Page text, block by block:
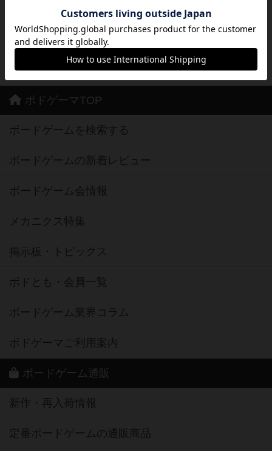
※Apple、Apple のロゴ は、米国および他の国々で登録されたApple Inc.の商標です。
※Android は、グーグル インコーポレイテッドの商標または登録商標です。
※Google Play とそのロゴは、Google Inc.の商標または登録商標です。
ボドゲーマTOP
ボードゲームを検索する
ボードゲームの新着レビュー
ボードゲーム会情報
メカニクス特集
掲示板・トピックス
ボドとも・会員一覧
ボードゲーム業界コラム
ボドゲーマご利用案内
ボードゲーム通販
新作・再入荷情報
定番ボードゲームの通販商品